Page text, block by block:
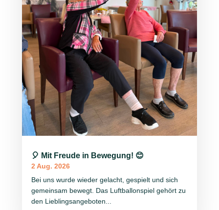
🎈 Mit Freude in Bewegung! 😊
2 Aug. 2026
Bei uns wurde wieder gelacht, gespielt und sich
gemeinsam bewegt. Das Luftballonspiel gehört zu
den Lieblingsangeboten...